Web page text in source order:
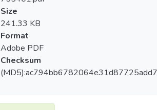
Size
241.33 KB
Format
Adobe PDF
Checksum